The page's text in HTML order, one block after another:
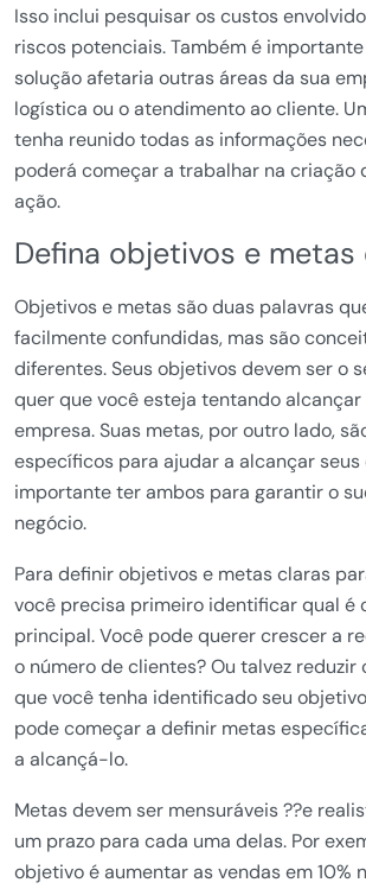
Isso inclui pesquisar os custos
riscos potenciais. Também é
solução afetaria outras áreas da sua
logística ou o atendimento ao cliente.
tenha reunido todas as informações
poderá começar a trabalhar na criação
ação.
Defina objetivos e metas
Objetivos e metas são duas palavras
facilmente confundidas, mas são
diferentes. Seus objetivos devem ser o
quer que você esteja tentando alcançar
empresa. Suas metas, por outro lado,
específicos para ajudar a alcançar seus
importante ter ambos para garantir o
negócio.
Para definir objetivos e metas claras
você precisa primeiro identificar qual é
principal. Você pode querer crescer a
o número de clientes? Ou talvez reduzir
que você tenha identificado seu
pode começar a definir metas
a alcançá-lo.
Metas devem ser mensuráveis ??e
um prazo para cada uma delas. Por
objetivo é aumentar as vendas em 10%